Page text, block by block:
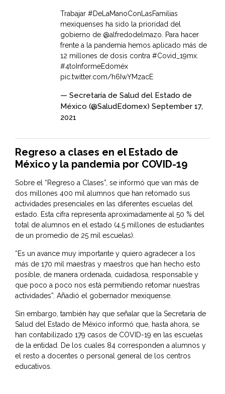
Trabajar #DeLaManoConLasFamilias
mexiquenses ha sido la prioridad del
gobierno de @alfredodelmazo. Para hacer
frente a la pandemia hemos aplicado más de
12 millones de dosis contra #Covid_19mx.
#4toInformeEdoméx
pic.twitter.com/h6IwYMzacE
— Secretaría de Salud del Estado de
México (@SaludEdomex) September 17,
2021
Regreso a clases en el Estado de
México y la pandemia por COVID-19
Sobre el “Regreso a Clases”, se informó que van más de
dos millones 400 mil alumnos que han retomado sus
actividades presenciales en las diferentes escuelas del
estado. Esta cifra representa aproximadamente al 50 % del
total de alumnos en el estado (4.5 millones de estudiantes
de un promedio de 25 mil escuelas).
“Es un avance muy importante y quiero agradecer a los
más de 170 mil maestras y maestros que han hecho esto
posible, de manera ordenada, cuidadosa, responsable y
que poco a poco nos está permitiendo retomar nuestras
actividades”. Añadió el gobernador mexiquense.
Sin embargo, también hay que señalar que la Secretaría de
Salud del Estado de México informó que, hasta ahora, se
han contabilizado 179 casos de COVID-19 en las escuelas
de la entidad. De los cuales 84 corresponden a alumnos y
el resto a docentes o personal general de los centros
educativos.